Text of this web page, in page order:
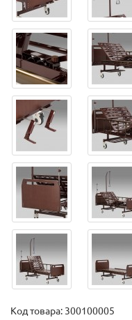
Код товара: 300100005